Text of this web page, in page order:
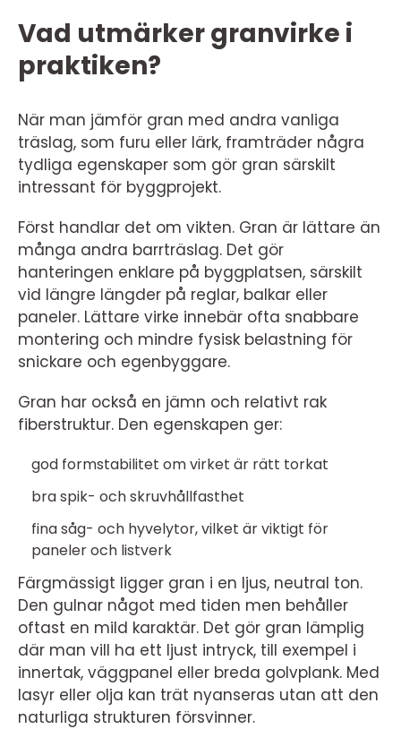
Vad utmärker granvirke i
praktiken?
När man jämför gran med andra vanliga
träslag, som furu eller lärk, framträder några
tydliga egenskaper som gör gran särskilt
intressant för byggprojekt.
Först handlar det om vikten. Gran är lättare än
många andra barrträslag. Det gör
hanteringen enklare på byggplatsen, särskilt
vid längre längder på reglar, balkar eller
paneler. Lättare virke innebär ofta snabbare
montering och mindre fysisk belastning för
snickare och egenbyggare.
Gran har också en jämn och relativt rak
fiberstruktur. Den egenskapen ger:
god formstabilitet om virket är rätt torkat
bra spik- och skruvhållfasthet
fina såg- och hyvelytor, vilket är viktigt för
paneler och listverk
Färgmässigt ligger gran i en ljus, neutral ton.
Den gulnar något med tiden men behåller
oftast en mild karaktär. Det gör gran lämplig
där man vill ha ett ljust intryck, till exempel i
innertak, väggpanel eller breda golvplank. Med
lasyr eller olja kan trät nyanseras utan att den
naturliga strukturen försvinner.